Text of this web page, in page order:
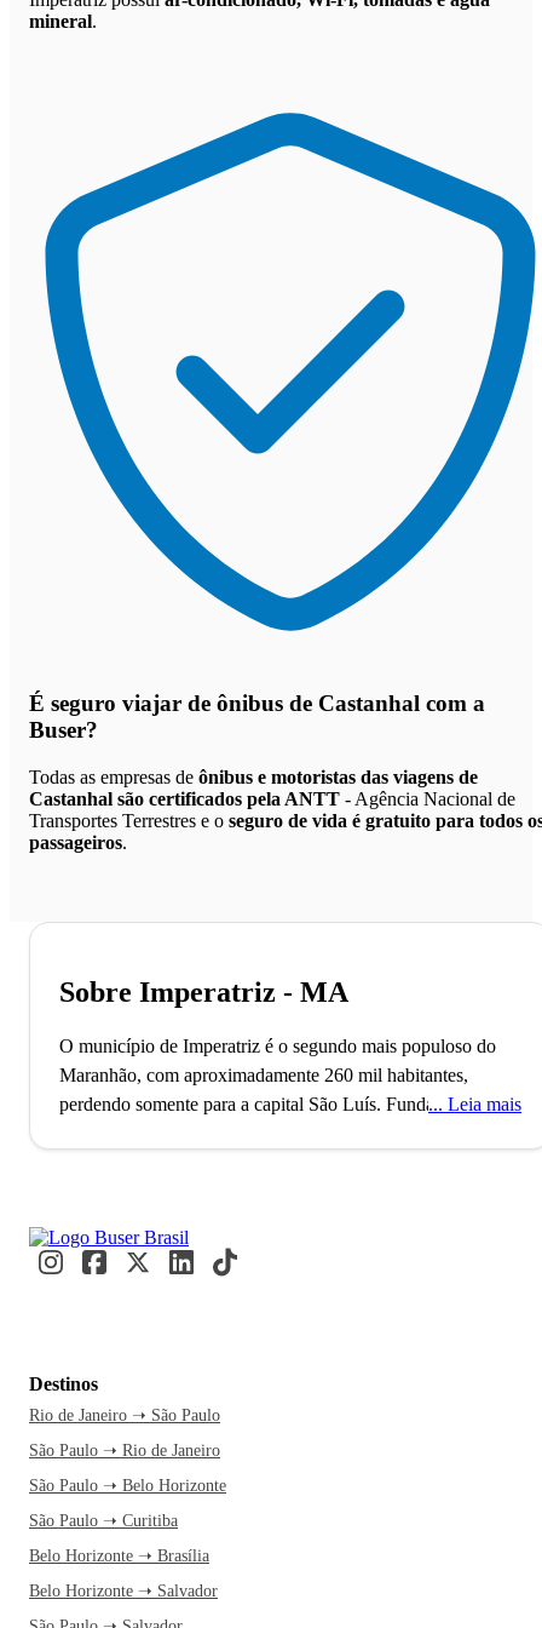
mineral.
É seguro viajar de ônibus de Castanhal com a
Buser?
Todas as empresas de ônibus e motoristas das viagens de
Castanhal são certificados pela ANTT - Agência Nacional de
Transportes Terrestres e o seguro de vida é gratuito para todos
passageiros.
Sobre Imperatriz - MA
O município de Imperatriz é o segundo mais populoso do
Maranhão, com aproximadamente 260 mil habitantes,
perdendo somente para a capital São Luís. Fundada em
Uma curiosidade sobre a história de Imperatriz é que antes
disso da construção da rodovia, por muitos anos, a cidade
considerada, na década de 1970, a cidade mais progressista
do país, recebendo um grande fluxo de pessoas de diversos
estados brasileiros.
Imperatriz rompeu as barreiras geográficas e por seu forte
vegetal, comércio, pecuária, indústria e serviços, a cidade
ocupa a posição de segundo maior centro econômico,
Leia mais
Destinos
Rio de Janeiro ➝ São Paulo
São Paulo ➝ Rio de Janeiro
São Paulo ➝ Belo Horizonte
São Paulo ➝ Curitiba
Belo Horizonte ➝ Brasília
Belo Horizonte ➝ Salvador